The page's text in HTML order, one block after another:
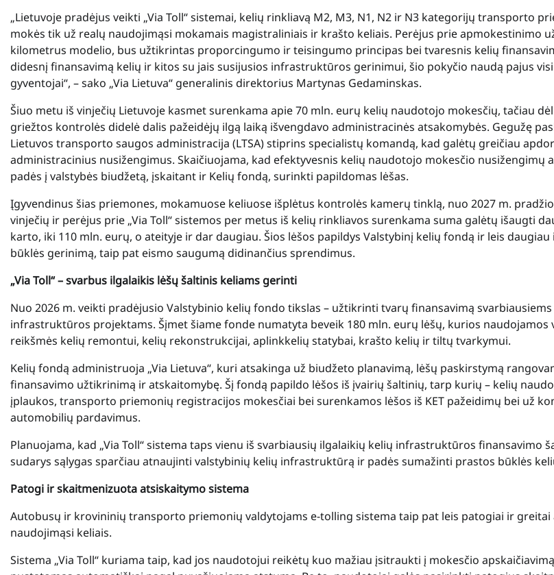
„Lietuvoje pradėjus veikti „Via Toll“ sistemai, kelių rinkliavą M2, M3, N1, N2 ir N3 kategorijų transporto
mokės tik už realų naudojimąsi mokamais magistraliniais ir krašto keliais. Perėjus prie apmokestinimo
kilometrus modelio, bus užtikrintas proporcingumo ir teisingumo principas bei tvaresnis kelių
didesnį finansavimą kelių ir kitos su jais susijusios infrastruktūros gerinimui, šio pokyčio naudą pajus visi
gyventojai“, – sako „Via Lietuva“ generalinis direktorius Martynas Gedaminskas.
Šiuo metu iš vinječių Lietuvoje kasmet surenkama apie 70 mln. eurų kelių naudotojo mokesčių, tačiau
griežtos kontrolės didelė dalis pažeidėjų ilgą laiką išvengdavo administracinės atsakomybės. Gegužę
Lietuvos transporto saugos administracija (LTSA) stiprins specialistų komandą, kad galėtų greičiau
administracinius nusižengimus. Skaičiuojama, kad efektyvesnis kelių naudotojo mokesčio nusižengimų
padės į valstybės biudžetą, įskaitant ir Kelių fondą, surinkti papildomas lėšas.
Įgyvendinus šias priemones, mokamuose keliuose išplėtus kontrolės kamerų tinklą, nuo 2027 m.
vinječių ir perėjus prie „Via Toll“ sistemos per metus iš kelių rinkliavos surenkama suma galėtų išaugti
karto, iki 110 mln. eurų, o ateityje ir dar daugiau. Šios lėšos papildys Valstybinį kelių fondą ir leis
būklės gerinimą, taip pat eismo saugumą didinančius sprendimus.
„Via Toll“ – svarbus ilgalaikis lėšų šaltinis keliams gerinti
Nuo 2026 m. veikti pradėjusio Valstybinio kelių fondo tikslas – užtikrinti tvarų finansavimą
infrastruktūros projektams. Šįmet šiame fonde numatyta beveik 180 mln. eurų lėšų, kurios naudojamos
reikšmės kelių remontui, kelių rekonstrukcijai, aplinkkelių statybai, krašto kelių ir tiltų tvarkymui.
Kelių fondą administruoja „Via Lietuva“, kuri atsakinga už biudžeto planavimą, lėšų paskirstymą
finansavimo užtikrinimą ir atskaitomybę. Šį fondą papildo lėšos iš įvairių šaltinių, tarp kurių – kelių
įplaukos, transporto priemonių registracijos mokesčiai bei surenkamos lėšos iš KET pažeidimų bei už
automobilių pardavimus.
Planuojama, kad „Via Toll“ sistema taps vienu iš svarbiausių ilgalaikių kelių infrastruktūros finansavimo
sudarys sąlygas sparčiau atnaujinti valstybinių kelių infrastruktūrą ir padės sumažinti prastos būklės
Patogi ir skaitmenizuota atsiskaitymo sistema
Autobusų ir krovininių transporto priemonių valdytojams e-tolling sistema taip pat leis patogiai ir greitai
naudojimąsi keliais.
Sistema „Via Toll“ kuriama taip, kad jos naudotojui reikėtų kuo mažiau įsitraukti į mokesčio